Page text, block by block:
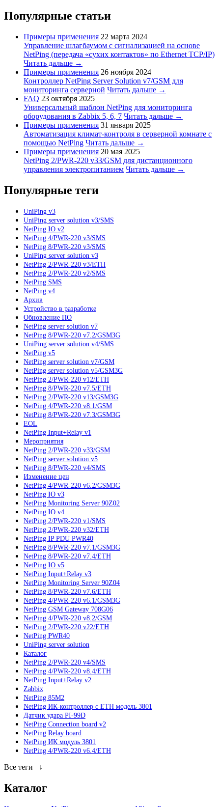
Популярные статьи
Примеры применения 22 марта 2024
Управление шлагбаумом с сигнализацией на основе
NetPing (передача «сухих контактов» по Ethernet TCP/IP)
Читать дальше →
Примеры применения 26 ноября 2024
Контроллер NetPing Server Solution v7/GSM для
мониторинга серверной Читать дальше →
FAQ 23 октября 2025
Универсальный шаблон NetPing для мониторинга
оборудования в Zabbix 5, 6, 7 Читать дальше →
Примеры применения 31 января 2025
Автоматизация климат-контроля в серверной комнате с
помощью NetPing Читать дальше →
Примеры применения 20 мая 2025
NetPing 2/PWR-220 v33/GSM для дистанционного
управления электропитанием Читать дальше →
Популярные теги
UniPing v3
UniPing server solution v3/SMS
NetPing IO v2
NetPing 4/PWR-220 v3/SMS
NetPing 8/PWR-220 v3/SMS
UniPing server solution v3
NetPing 2/PWR-220 v3/ETH
NetPing 2/PWR-220 v2/SMS
NetPing SMS
NetPing v4
Архив
Устройство в разработке
Обновление ПО
NetPing server solution v7
NetPing 8/PWR-220 v7.2/GSM3G
UniPing server solution v4/SMS
NetPing v5
NetPing server solution v7/GSM
NetPing server solution v5/GSM3G
NetPing 2/PWR-220 v12/ETH
NetPing 8/PWR-220 v7.5/ETH
NetPing 2/PWR-220 v13/GSM3G
NetPing 4/PWR-220 v8.1/GSM
NetPing 8/PWR-220 v7.3/GSM3G
EOL
NetPing Input+Relay v1
Мероприятия
NetPing 2/PWR-220 v33/GSM
NetPing server solution v5
NetPing 8/PWR-220 v4/SMS
Изменение цен
NetPing 4/PWR-220 v6.2/GSM3G
NetPing IO v3
NetPing Monitoring Server 90Z02
NetPing IO v4
NetPing 2/PWR-220 v1/SMS
NetPing 2/PWR-220 v32/ETH
NetPing IP PDU PWR40
NetPing 8/PWR-220 v7.1/GSM3G
NetPing 8/PWR-220 v7.4/ETH
NetPing IO v5
NetPing Input+Relay v3
NetPing Monitoring Server 90Z04
NetPing 8/PWR-220 v7.6/ETH
NetPing 4/PWR-220 v6.1/GSM3G
NetPing GSM Gateway 708G06
NetPing 4/PWR-220 v8.2/GSM
NetPing 2/PWR-220 v22/ETH
NetPing PWR40
UniPing server solution
Каталог
NetPing 2/PWR-220 v4/SMS
NetPing 4/PWR-220 v8.4/ETH
NetPing Input+Relay v2
Zabbix
NetPing 85M2
NetPing ИК-контроллер с ETH модель 3801
Датчик удара PI-99D
NetPing Connection board v2
NetPing Relay board
NetPing ИК модуль 3801
NetPing 4/PWR-220 v6.4/ETH
Все теги ↓
Каталог